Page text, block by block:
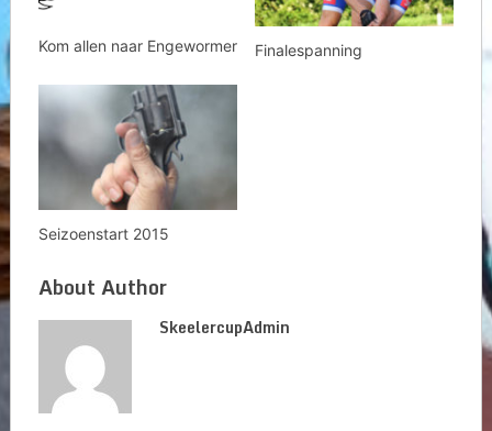
Kom allen naar Engewormer Finalespanning
Seizoenstart 2015
About Author
SkeelercupAdmin